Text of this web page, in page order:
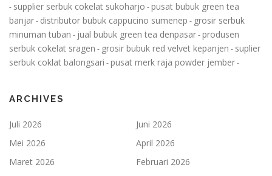
- supplier serbuk cokelat sukoharjo -pusat bubuk green tea
banjar- distributor bubuk cappucino sumenep - grosir serbuk
minuman tuban - jual bubuk green tea denpasar-produsen
serbuk cokelat sragen - grosir bubuk red velvet kepanjen - suplier
serbuk coklat balongsari -pusat merk raja powder jember-
ARCHIVES
Juli 2026
Juni 2026
Mei 2026
April 2026
Maret 2026
Februari 2026